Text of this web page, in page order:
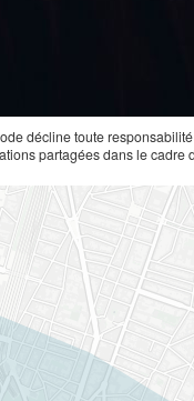
décline toute
partagées dans le cadre